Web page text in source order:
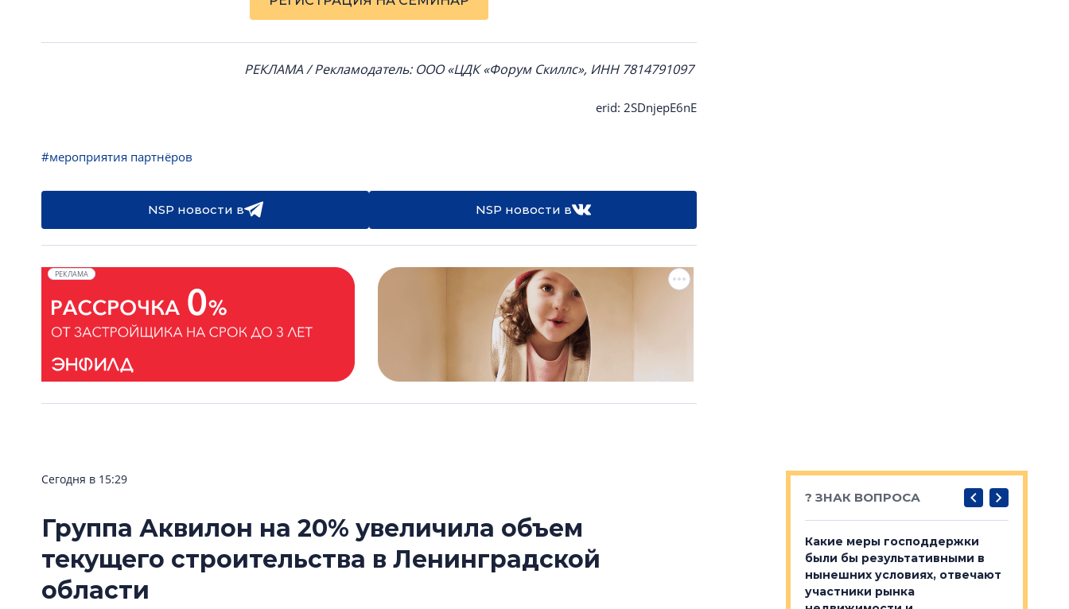
РЕКЛАМА / Рекламодатель: ООО «ЦДК «Форум Скиллс», ИНН 7814791097
erid: 2SDnjepE6nE
#мероприятия партнёров
NSP новости в NSP новости в
РЕКЛАМА
Сегодня в 15:29
Группа Аквилон на 20% увеличила объем
текущего строительства в Ленинградской
области
? ЗНАК ВОПРОСА
Какие меры господдержки
были бы результативными в
нынешних условиях, отвечают
участники рынка